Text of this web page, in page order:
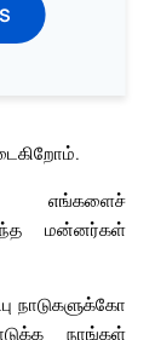
எங்களைச்
மன்னர்கள்
நாடுகளுக்கோ
நாங்கள்